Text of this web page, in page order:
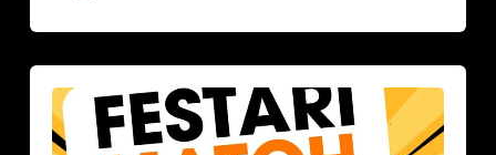
Festarimatch
Deittisirkus